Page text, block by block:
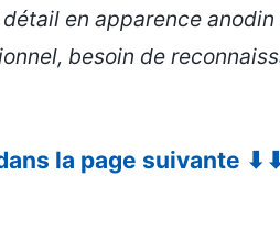
en apparence anodin
besoin de
la page suivante